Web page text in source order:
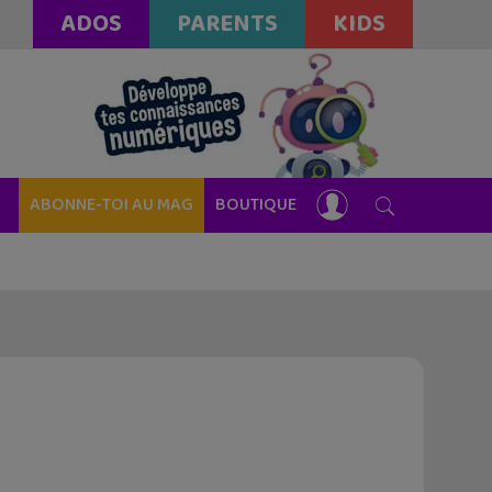
ADOS PARENTS KIDS
ABONNE-TOI AU MAG BOUTIQUE